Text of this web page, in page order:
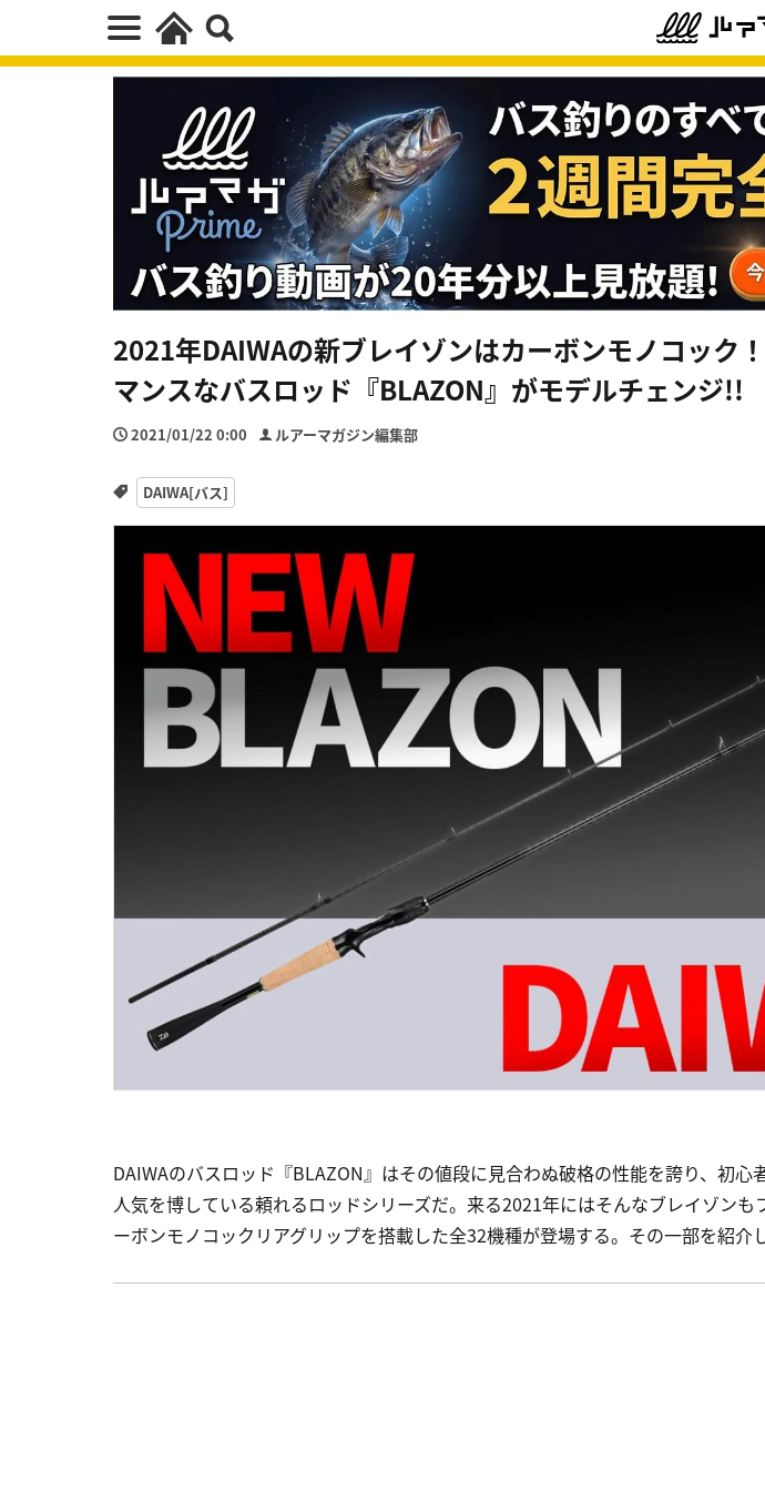
2021年DAIWAの新ブレイゾンはカーボンモノコック
マンスなバスロッド『BLAZON』がモデルチェンジ!!
2021/01/22 0:00 ルアーマガジン編集部
DAIWA[バス]
DAIWAのバスロッド『BLAZON』はその値段に見合わぬ破格の性能を誇り、初心
人気を博している頼れるロッドシリーズだ。来る2021年にはそんなブレイゾンも
ーボンモノコックリアグリップを搭載した全32機種が登場する。その一部を紹介し